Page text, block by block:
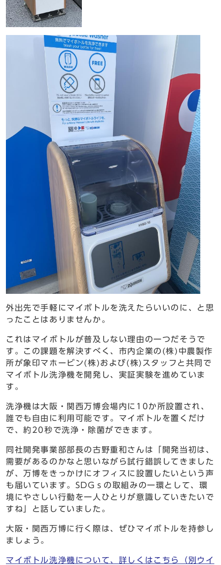
外出先で手軽にマイボトルを洗えたらいいのに、と思
ったことはありませんか。
これはマイボトルが普及しない理由の一つだそうで
す。この課題を解決すべく、市内企業の(株)中農製作
所が象印マホービン(株)および(株)スタッフと共同で
マイボトル洗浄機を開発し、実証実験を進めていま
す。
洗浄機は大阪・関西万博会場内に10か所設置され、
誰でも自由に利用可能です。マイボトルを置くだけ
で、約20秒で洗浄・除菌ができます。
同社開発事業部部長の古野重和さんは「開発当初は、
需要があるのかなと思いながら試行錯誤してきました
が、万博をきっかけにオフィスに設置したいという声
も届いています。SDGｓの取組みの一環として、環
境にやさしい行動を一人ひとりが意識していきたいで
すね」と話していました。
大阪・関西万博に行く際は、ぜひマイボトルを持参し
ましょう。
マイボトル洗浄機について、詳しくはこちら
（別ウイ